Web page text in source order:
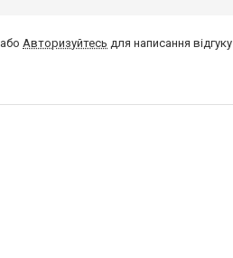
абоАвторизуйтесь для написання відгуку